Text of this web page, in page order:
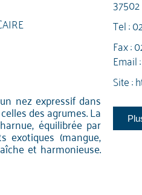
nez expressif dans
des agrumes. La
équilibrée par
exotiques (mangue,
et harmonieuse.
Tel :
Fax :
Email :
Site :